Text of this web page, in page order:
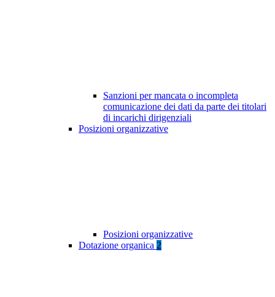
Sanzioni per mancata o incompleta
comunicazione dei dati da parte dei titolari
di incarichi dirigenziali
Posizioni organizzative
Posizioni organizzative
Dotazione organica 2